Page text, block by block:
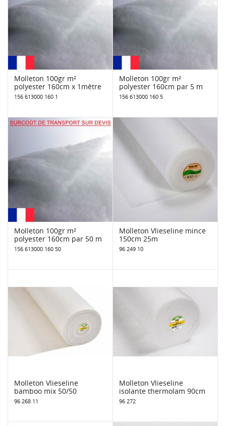
Molleton 100gr m²
polyester 160cm x 1mètre
156 613000 160 1
Molleton 100gr m²
polyester 160cm par 5 m
156 613000 160 5
Molleton 100gr m²
polyester 160cm par 50 m
156 613000 160 50
Molleton Vlieseline mince
150cm 25m
96 249 10
Molleton Vlieseline
bamboo mix 50/50
96 268 11
Molleton Vlieseline
isolante thermolam 90cm
96 272